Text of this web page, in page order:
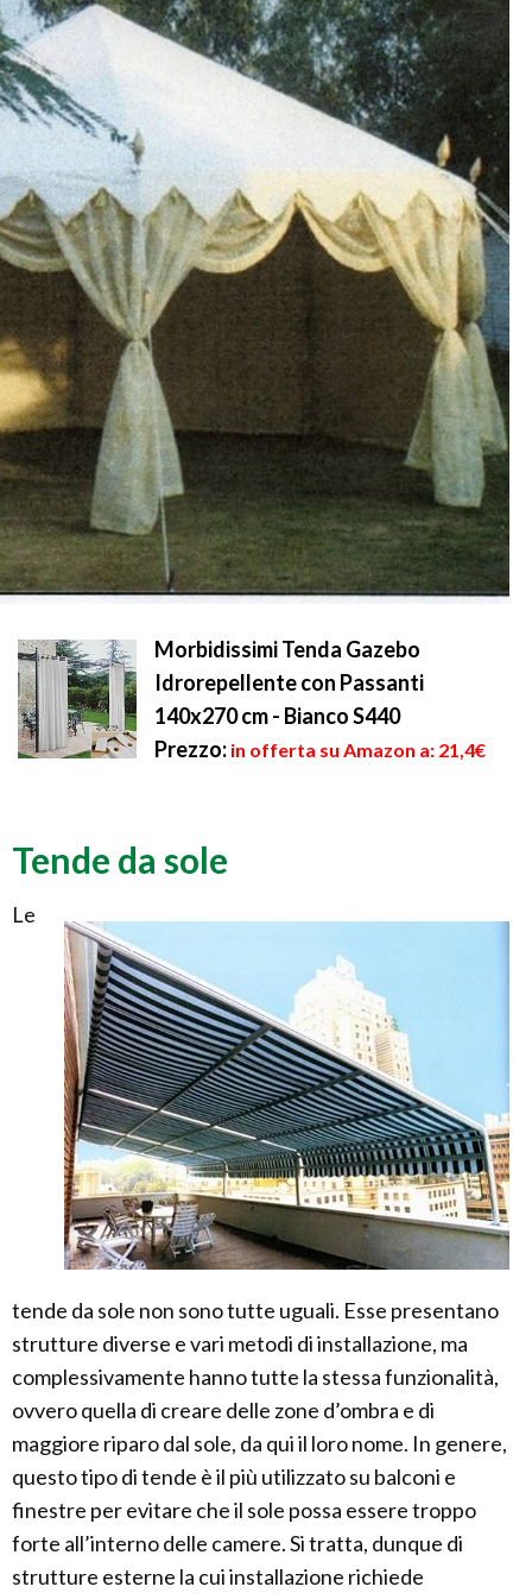
Morbidissimi Tenda Gazebo
Idrorepellente con Passanti
140x270 cm - Bianco S440
Prezzo: in offerta su Amazon a: 21,4€
Tende da sole
Le
tende da sole non sono tutte uguali. Esse presentano
strutture diverse e vari metodi di installazione, ma
complessivamente hanno tutte la stessa funzionalità,
ovvero quella di creare delle zone d’ombra e di
maggiore riparo dal sole, da qui il loro nome. In genere,
questo tipo di tende è il più utilizzato su balconi e
finestre per evitare che il sole possa essere troppo
forte all’interno delle camere. Si tratta, dunque di
strutture esterne la cui installazione richiede